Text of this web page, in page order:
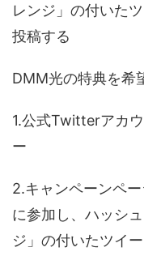
レンジ」の付いた
投稿する
DMM光の特典を希
1.公式Twitterアカ
ー
2.キャンペーンペ
に参加し、ハッシ
ジ」の付いたツイ